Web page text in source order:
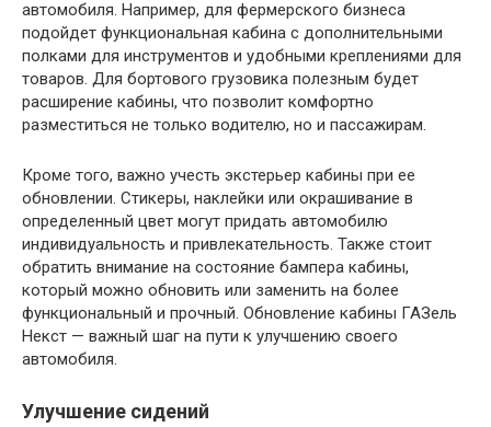
автомобиля. Например, для фермерского бизнеса
подойдет функциональная кабина с дополнительными
полками для инструментов и удобными креплениями для
товаров. Для бортового грузовика полезным будет
расширение кабины, что позволит комфортно
разместиться не только водителю, но и пассажирам.
Кроме того, важно учесть экстерьер кабины при ее
обновлении. Стикеры, наклейки или окрашивание в
определенный цвет могут придать автомобилю
индивидуальность и привлекательность. Также стоит
обратить внимание на состояние бампера кабины,
который можно обновить или заменить на более
функциональный и прочный. Обновление кабины ГАЗель
Некст — важный шаг на пути к улучшению своего
автомобиля.
Улучшение сидений